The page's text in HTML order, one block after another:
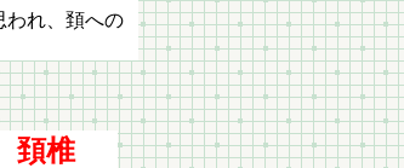
われ、頚への
頚椎